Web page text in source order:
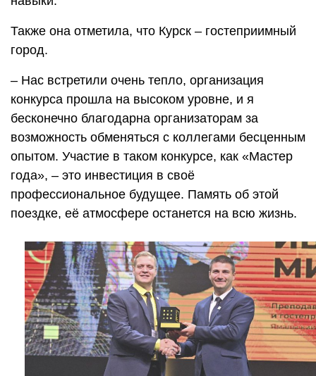
Также она отметила, что Курск – гостеприимный
город.
– Нас встретили очень тепло, организация
конкурса прошла на высоком уровне, и я
бесконечно благодарна организаторам за
возможность обменяться с коллегами бесценным
опытом. Участие в таком конкурсе, как «Мастер
года», – это инвестиция в своё
профессиональное будущее. Память об этой
поездке, её атмосфере останется на всю жизнь.